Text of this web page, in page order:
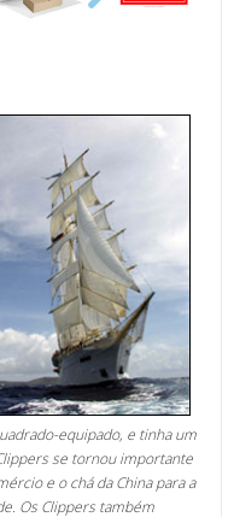
equipado, e tinha um
se tornou importante
e o chá da China para a
Os Clippers também